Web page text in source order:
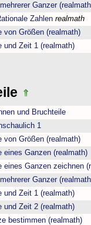
Ganzer
Zahlen realmath
von Größen (realmath)
und Zeit 1 (realmath)
und Bruchteile
1
von Größen (realmath)
eines Ganzen (realmath)
eines Ganzen zeichnen
Ganzer
und Zeit 1 (realmath)
und Zeit 2 (realmath)
bestimmen (realmath)